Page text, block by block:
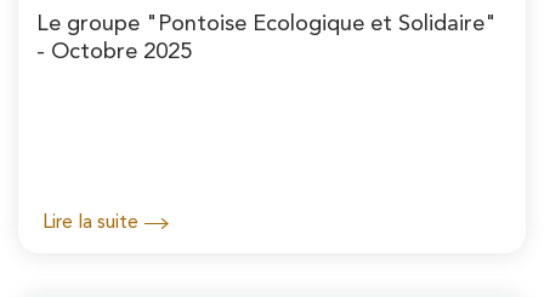
Le groupe "Pontoise Ecologique et Solidaire"
- Octobre 2025
Lire la suite